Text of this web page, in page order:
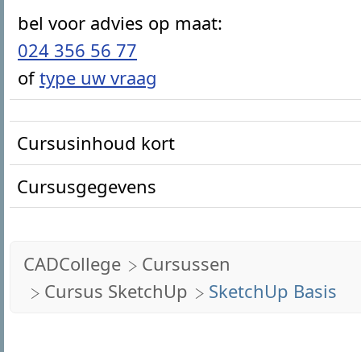
bel voor advies op maat:
024 356 56 77
oftype uw vraag
Cursusinhoud kort
Basisbeginselen:
vertrouwd raakt met de interface en
van SketchUp.
Cursusgegevens
Doelgroep
Beginners in het 3D-ontwerpen.
CADCollege
Cursussen
Cursus SketchUp
SketchUp Basis